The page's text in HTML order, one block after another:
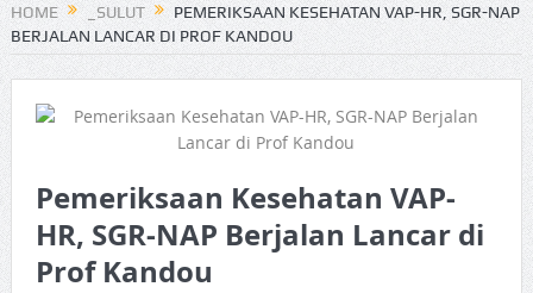
HOME _SULUT
PEMERIKSAAN KESEHATAN VAP-HR, SGR-NAP
BERJALAN LANCAR DI PROF KANDOU
Pemeriksaan Kesehatan VAP-
HR, SGR-NAP Berjalan Lancar di
Prof Kandou